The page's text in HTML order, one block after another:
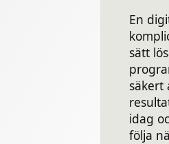
En
sätt
säkert
idag
följa